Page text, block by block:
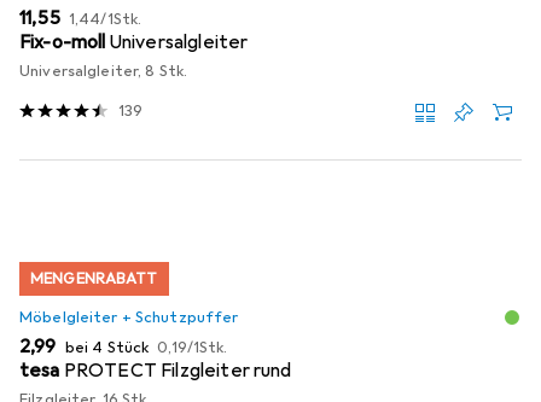
EUR
11,55 EUR
1,44/1Stk.
Fix-o-moll Universalgleiter
Universalgleiter, 8 Stk.
139
MENGENRABATT
Möbelgleiter + Schutzpuffer
EUR
2,99 bei 4 Stück EUR
0,19/1Stk.
tesa PROTECT Filzgleiter rund